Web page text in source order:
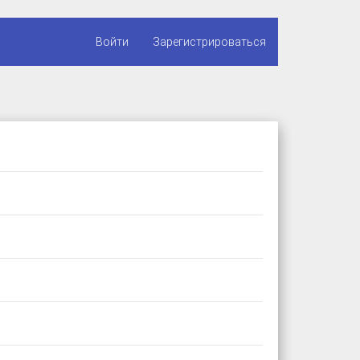
Войти Зарегистрироваться